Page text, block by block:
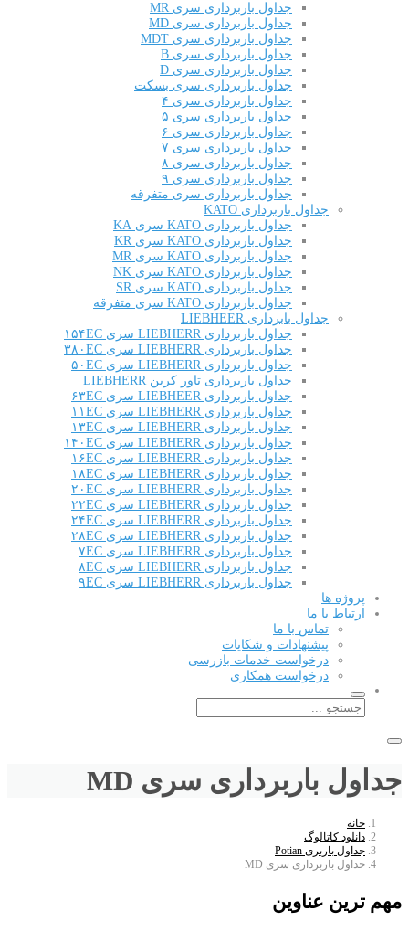
جداول باربرداری سری MR
جداول باربرداری سری MD
جداول باربرداری سری MDT
جداول باربرداری سری B
جداول باربرداری سری D
جداول باربرداری سری بسکت
جداول باربرداری سری ۴
جداول باربرداری سری ۵
جداول باربرداری سری ۶
جداول باربرداری سری ۷
جداول باربرداری سری ۸
جداول باربرداری سری ۹
جداول باربرداری سری متفرقه
جداول باربرداری KATO
جداول باربرداری KATO سری KA
جداول باربرداری KATO سری KR
جداول باربرداری KATO سری MR
جداول باربرداری KATO سری NK
جداول باربرداری KATO سری SR
جداول باربرداری KATO سری متفرقه
جداول بابرداری LIEBHEER
جداول باربرداری LIEBHERR سری ۱۵۴EC
جداول باربرداری LIEBHERR سری ۳۸۰EC
جداول باربرداری LIEBHERR سری ۵۰EC
جداول باربرداری تاور کرین LIEBHERR
جداول باربرداری LIEBHEER سری ۶۳EC
جداول باربرداری LIEBHERR سری ۱۱EC
جداول باربرداری LIEBHERR سری ۱۳EC
جداول باربرداری LIEBHERR سری ۱۴۰EC
جداول باربرداری LIEBHERR سری ۱۶EC
جداول باربرداری LIEBHERR سری ۱۸EC
جداول باربرداری LIEBHERR سری ۲۰EC
جداول باربرداری LIEBHERR سری ۲۲EC
جداول باربرداری LIEBHERR سری ۲۴EC
جداول باربرداری LIEBHERR سری ۲۸EC
جداول باربرداری LIEBHERR سری ۷EC
جداول باربرداری LIEBHERR سری ۸EC
جداول باربرداری LIEBHERR سری ۹EC
پروژه ها
ارتباط با ما
تماس با ما
پیشنهادات و شکایات
درخواست خدمات بازرسی
درخواست همکاری
جداول باربرداری سری MD
خانه
دانلود کاتالوگ
جداول باربری Potian
جداول باربرداری سری MD
مهم ترین عناوین